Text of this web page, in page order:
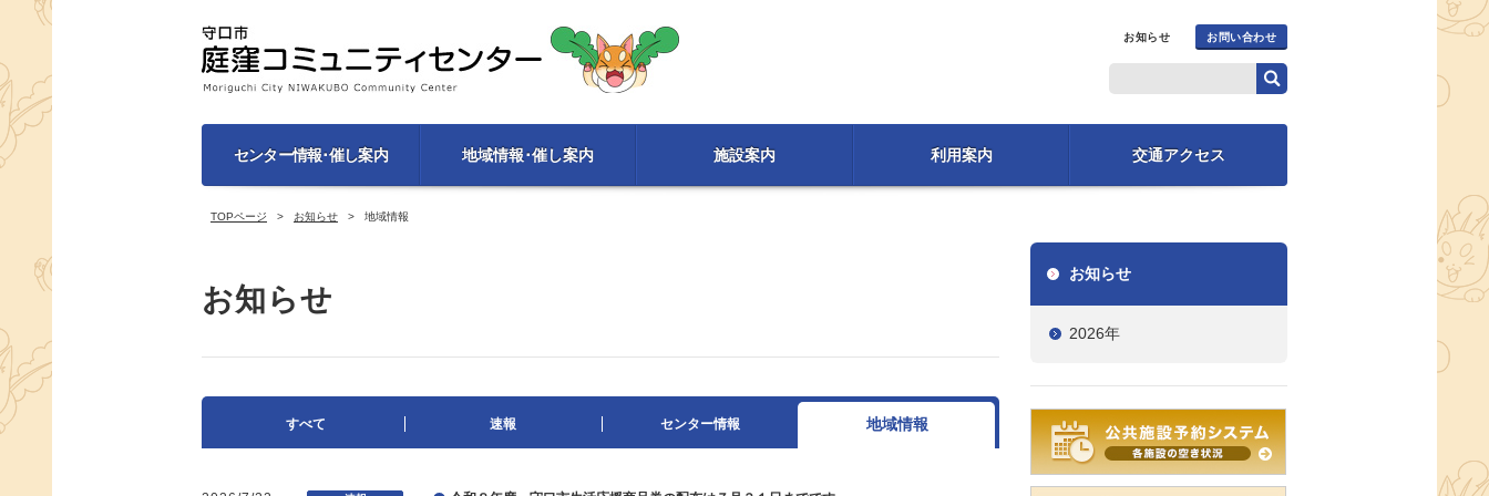
お知らせ お問い合わせ
センター情報･催し案内 地域情報･催し案内 施設案内 利用案内 交通アクセス
TOPページ お知らせ 地域情報
お知らせ
すべて 速報 センター情報 地域情報
お知らせ
2026年